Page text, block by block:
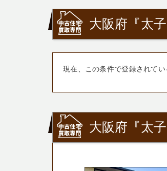
大阪府『太
現在、この条件で登録されてい
大阪府『太